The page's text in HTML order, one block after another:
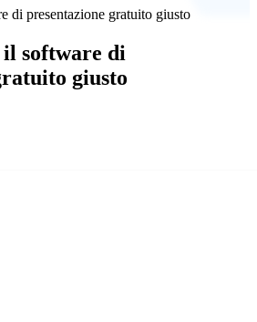
di presentazione gratuito giusto
il software di
giusto